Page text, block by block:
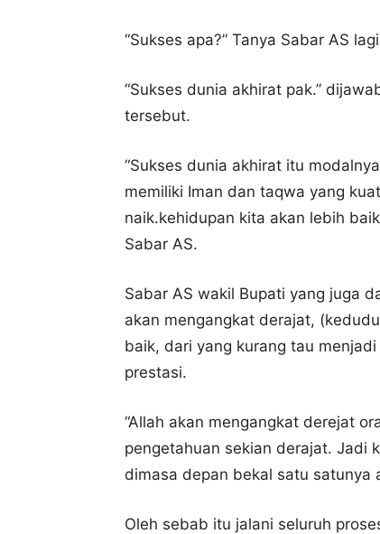
“Sukses apa?” Tanya Sabar AS
“Sukses dunia akhirat pak.”
tersebut.
“Sukses dunia akhirat itu
memiliki Iman dan taqwa yang
naik.kehidupan kita akan lebih
Sabar AS.
Sabar AS wakil Bupati yang juga
akan mengangkat derajat,
baik, dari yang kurang tau
prestasi.
“Allah akan mengangkat derejat
pengetahuan sekian derajat. Jadi
dimasa depan bekal satu satunya
Oleh sebab itu jalani seluruh